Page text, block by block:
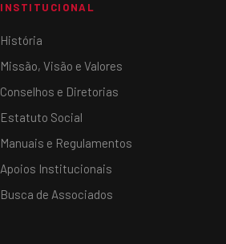
INSTITUCIONAL
História
Missão, Visão e Valores
Conselhos e Diretorias
Estatuto Social
Manuais e Regulamentos
Apoios Institucionais
Busca de Associados